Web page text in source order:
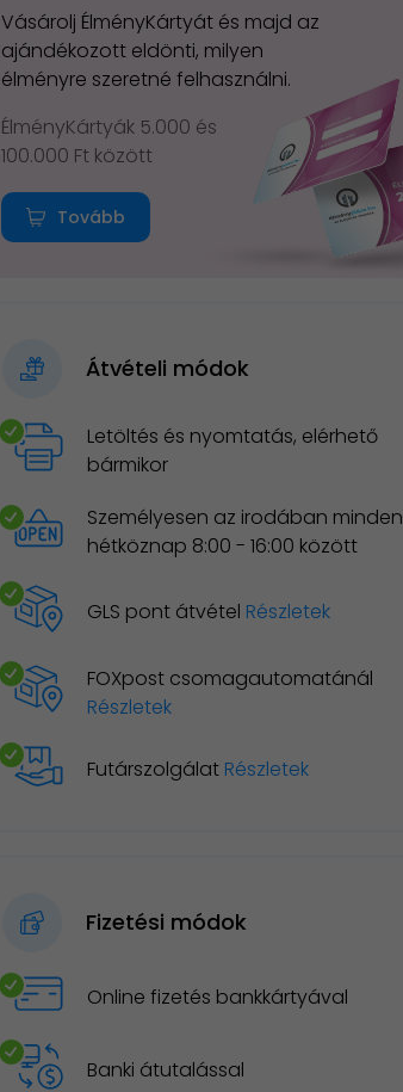
Vásárolj ÉlményKártyát és majd az
ajándékozott eldönti, milyen
élményre szeretné felhasználni.
ÉlményKártyák 5.000 és
100.000 Ft között
Tovább
Átvételi módok
Letöltés és nyomtatás, elérhető
bármikor
Személyesen az irodában minden
hétköznap 8:00 - 16:00 között
GLS pont átvétel Részletek
FOXpost csomagautomatánál
Részletek
Futárszolgálat Részletek
Fizetési módok
Online fizetés bankkártyával
Banki átutalással